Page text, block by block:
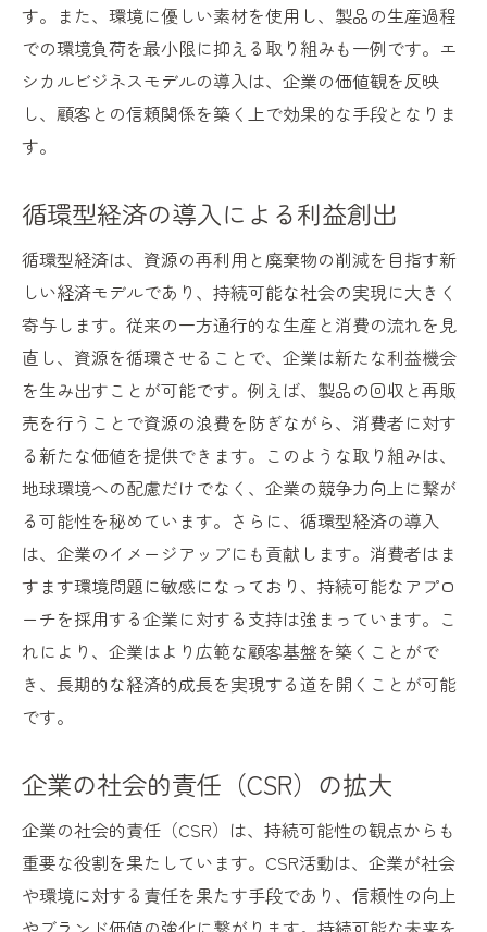
す。また、環境に優しい素材を使用し、製品の生産過程
での環境負荷を最小限に抑える取り組みも一例です。エ
シカルビジネスモデルの導入は、企業の価値観を反映
し、顧客との信頼関係を築く上で効果的な手段となりま
す。
循環型経済の導入による利益創出
循環型経済は、資源の再利用と廃棄物の削減を目指す新
しい経済モデルであり、持続可能な社会の実現に大きく
寄与します。従来の一方通行的な生産と消費の流れを見
直し、資源を循環させることで、企業は新たな利益機会
を生み出すことが可能です。例えば、製品の回収と再販
売を行うことで資源の浪費を防ぎながら、消費者に対す
る新たな価値を提供できます。このような取り組みは、
地球環境への配慮だけでなく、企業の競争力向上に繋が
る可能性を秘めています。さらに、循環型経済の導入
は、企業のイメージアップにも貢献します。消費者はま
すます環境問題に敏感になっており、持続可能なアプロ
ーチを採用する企業に対する支持は強まっています。こ
れにより、企業はより広範な顧客基盤を築くことがで
き、長期的な経済的成長を実現する道を開くことが可能
です。
企業の社会的責任（CSR）の拡大
企業の社会的責任（CSR）は、持続可能性の観点からも
重要な役割を果たしています。CSR活動は、企業が社会
や環境に対する責任を果たす手段であり、信頼性の向上